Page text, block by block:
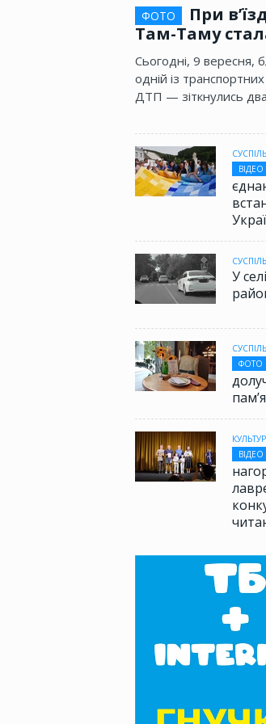
ФОТО
При
Там-Таму
Сьогодні, 9 вересня,
одній із
ДТП — зіткнулись
ВІДЕО
У
ФОТО
ВІДЕО